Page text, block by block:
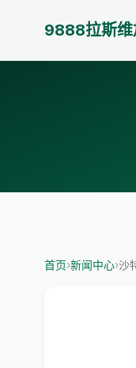
9888拉斯维
首页›新闻中心›沙